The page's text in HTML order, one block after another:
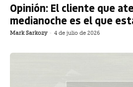
Opinión: El cliente que
medianoche es el que
Mark Sarkozy - 4 de julio de 2026